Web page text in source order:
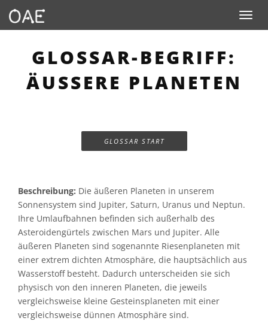
Toggle
GLOSSAR-BEGRIFF:
ÄUSSERE PLANETEN
GLOSSAR START
Beschreibung: Die äußeren Planeten in unserem
Sonnensystem sind Jupiter, Saturn, Uranus und Neptun.
Ihre Umlaufbahnen befinden sich außerhalb des
Asteroidengürtels zwischen Mars und Jupiter. Alle
äußeren Planeten sind sogenannte Riesenplaneten mit
einer extrem dichten Atmosphäre, die hauptsächlich aus
Wasserstoff besteht. Dadurch unterscheiden sie sich
physisch von den inneren Planeten, die jeweils
vergleichsweise kleine Gesteinsplaneten mit einer
vergleichsweise dünnen Atmosphäre sind.